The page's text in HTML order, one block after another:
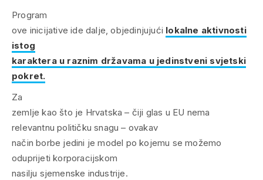
Program
ove inicijative ide dalje, objedinjujući lokalne aktivnosti
istog
karaktera u raznim državama u jedinstveni svjetski
pokret.
Za
zemlje kao što je Hrvatska – čiji glas u EU nema
relevantnu političku snagu – ovakav
način borbe jedini je model po kojemu se možemo
oduprijeti korporacijskom
nasilju sjemenske industrije.